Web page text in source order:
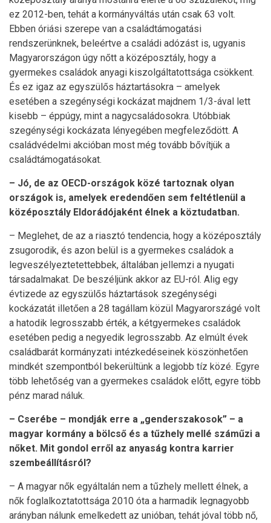
ez 2012-ben, tehát a kormányváltás után csak 63 volt.
Ebben óriási szerepe van a családtámogatási
rendszerünknek, beleértve a családi adózást is, ugyanis
Magyarországon úgy nőtt a középosztály, hogy a
gyermekes családok anyagi kiszolgáltatottsága csökkent.
És ez igaz az egyszülős háztartásokra – amelyek
esetében a szegénységi kockázat majdnem 1/3-ával lett
kisebb – éppúgy, mint a nagycsaládosokra. Utóbbiak
szegénységi kockázata lényegében megfeleződött. A
családvédelmi akcióban most még tovább bővítjük a
családtámogatásokat.
– Jó, de az OECD-országok közé tartoznak olyan
országok is, amelyek eredendően sem feltétlenül a
középosztály Eldorádójaként élnek a köztudatban.
– Meglehet, de az a riasztó tendencia, hogy a középosztály
zsugorodik, és azon belül is a gyermekes családok a
legveszélyeztetettebbek, általában jellemzi a nyugati
társadalmakat. De beszéljünk akkor az EU-ról. Alig egy
évtizede az egyszülős háztartások szegénységi
kockázatát illetően a 28 tagállam közül Magyarországé volt
a hatodik legrosszabb érték, a kétgyermekes családok
esetében pedig a negyedik legrosszabb. Az elmúlt évek
családbarát kormányzati intézkedéseinek köszönhetően
mindkét szempontból bekerültünk a legjobb tíz közé. Egyre
több lehetőség van a gyermekes családok előtt, egyre több
pénz marad náluk.
– Cserébe – mondják erre a „genderszakosok” – a
magyar kormány a bölcső és a tűzhely mellé száműzi a
nőket. Mit gondol erről az anyaság kontra karrier
szembeállításról?
– A magyar nők egyáltalán nem a tűzhely mellett élnek, a
nők foglalkoztatottsága 2010 óta a harmadik legnagyobb
arányban nálunk emelkedett az unióban, tehát jóval több nő,